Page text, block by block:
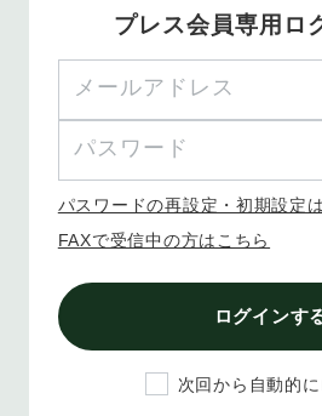
プレス会員専用ロ
パスワードの再設定・初期設定
FAXで受信中の方はこちら
ログインす
次回から自動的